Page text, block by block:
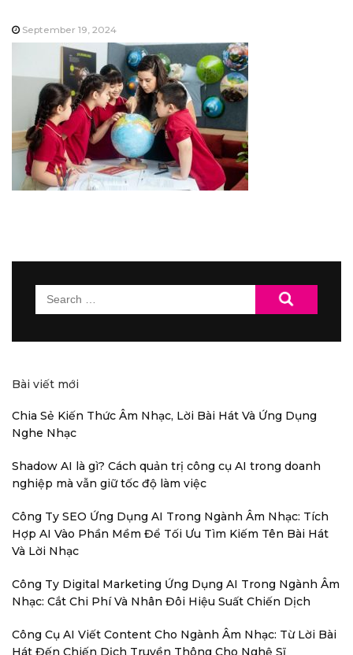
September 19, 2024
Search
for:
Bài viết mới
Chia Sẻ Kiến Thức Âm Nhạc, Lời Bài Hát Và Ứng Dụng
Nghe Nhạc
Shadow AI là gì? Cách quản trị công cụ AI trong doanh
nghiệp mà vẫn giữ tốc độ làm việc
Công Ty SEO Ứng Dụng AI Trong Ngành Âm Nhạc: Tích
Hợp AI Vào Phần Mềm Để Tối Ưu Tìm Kiếm Tên Bài Hát
Và Lời Nhạc
Công Ty Digital Marketing Ứng Dụng AI Trong Ngành Âm
Nhạc: Cắt Chi Phí Và Nhân Đôi Hiệu Suất Chiến Dịch
Công Cụ AI Viết Content Cho Ngành Âm Nhạc: Từ Lời Bài
Hát Đến Chiến Dịch Truyền Thông Cho Nghệ Sĩ